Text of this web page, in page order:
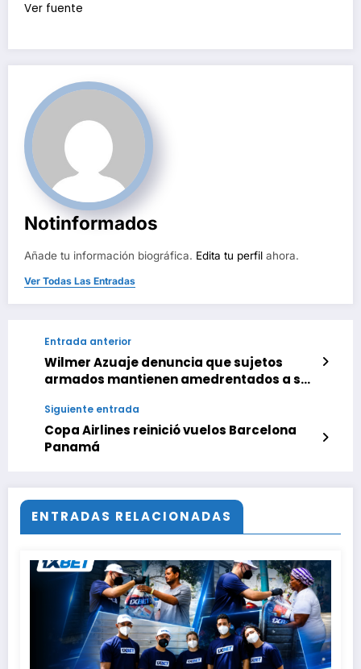
Ver fuente
Notinformados
Añade tu información biográfica. Edita tu perfil ahora.
Ver Todas Las Entradas
Entrada anterior
Wilmer Azuaje denuncia que sujetos
armados mantienen amedrentados a sus
Siguiente entrada
Copa Airlines reinició vuelos Barcelona
Panamá
ENTRADAS RELACIONADAS